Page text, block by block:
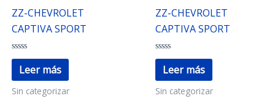
ZZ-CHEVROLET
CAPTIVA SPORT
Valorado
con
de
5
Leer más
Sin categorizar
ZZ-CHEVROLET
CAPTIVA SPORT
Valorado
con
de
5
Leer más
Sin categorizar